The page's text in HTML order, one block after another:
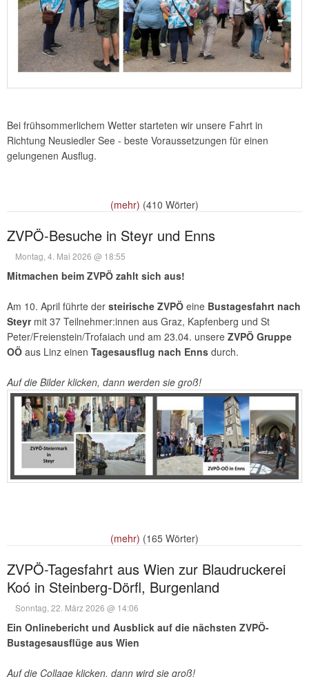
Bei frühsommerlichem Wetter starteten wir unsere Fahrt in
Richtung Neusiedler See - beste Voraussetzungen für einen
gelungenen Ausflug.
(mehr) (410 Wörter)
ZVPÖ-Besuche in Steyr und Enns
Montag, 4. Mai 2026 @ 18:55
Mitmachen beim ZVPÖ zahlt sich aus!
Am 10. April führte der steirische ZVPÖ eine Bustagesfahrt nach
Steyrmit 37 Teilnehmer:innen aus Graz, Kapfenberg und St
Peter/Freienstein/Trofaiach und am 23.04. unsere ZVPÖ Gruppe
OÖ aus Linz einen Tagesausflug nach Enns durch.
Auf die Bilder klicken, dann werden sie groß!
(mehr) (165 Wörter)
ZVPÖ-Tagesfahrt aus Wien zur Blaudruckerei
Koó in Steinberg-Dörfl, Burgenland
Sonntag, 22. März 2026 @ 14:06
Ein Onlinebericht und Ausblick auf die nächsten ZVPÖ-
Bustagesausflüge aus Wien
Auf die Collage klicken, dann wird sie groß!